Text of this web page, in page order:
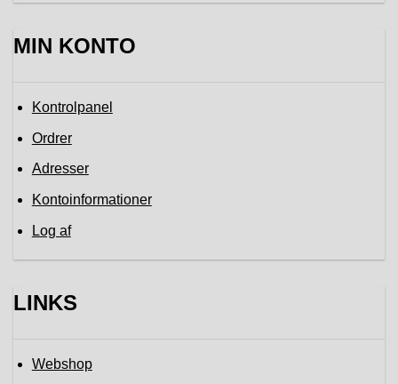
MIN KONTO
Kontrolpanel
Ordrer
Adresser
Kontoinformationer
Log af
LINKS
Webshop